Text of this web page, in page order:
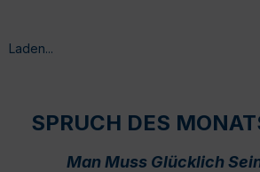
Laden...
SPRUCH DES
Man Muss Glücklich